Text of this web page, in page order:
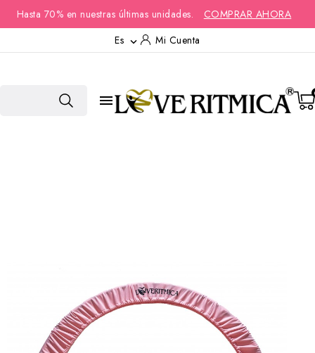
Hasta 70% en nuestras últimas unidades.
COMPRAR AHORA
Es  Mi Cuenta
